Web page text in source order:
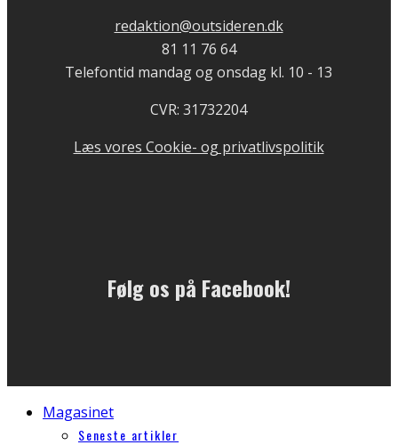
redaktion@outsideren.dk
81 11 76 64
Telefontid mandag og onsdag kl. 10 - 13
CVR: 31732204
Læs vores Cookie- og privatlivspolitik
Følg os på Facebook!
Magasinet
Seneste artikler